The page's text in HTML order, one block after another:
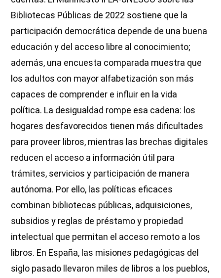
Bibliotecas Públicas de 2022 sostiene que la
participación democrática depende de una buena
educación y del acceso libre al conocimiento;
además, una encuesta comparada muestra que
los adultos con mayor alfabetización son más
capaces de comprender e influir en la vida
política. La desigualdad rompe esa cadena: los
hogares desfavorecidos tienen más dificultades
para proveer libros, mientras las brechas digitales
reducen el acceso a información útil para
trámites, servicios y participación de manera
autónoma. Por ello, las políticas eficaces
combinan bibliotecas públicas, adquisiciones,
subsidios y reglas de préstamo y propiedad
intelectual que permitan el acceso remoto a los
libros. En España, las misiones pedagógicas del
siglo pasado llevaron miles de libros a los pueblos,